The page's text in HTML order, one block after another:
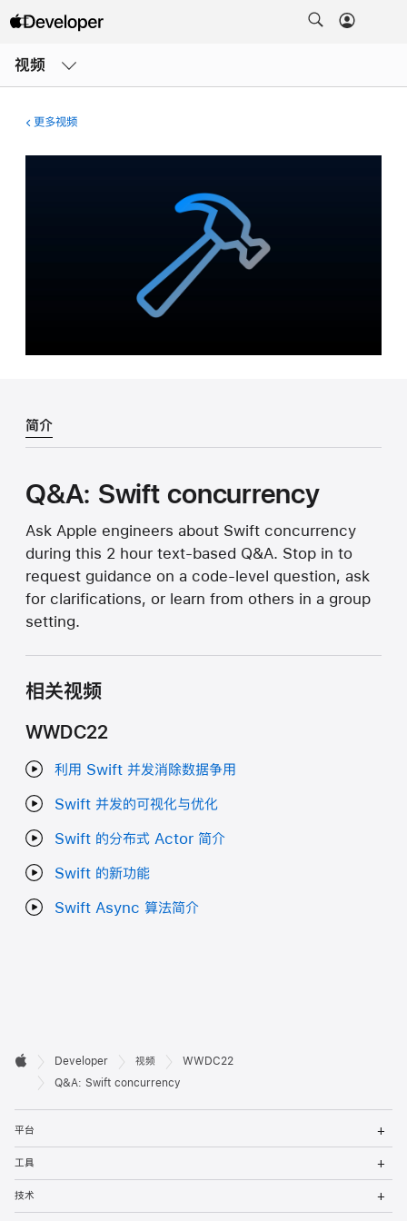
视频
单
更多视频
简介
Q&A: Swift concurrency
Ask Apple engineers about Swift concurrency
during this 2 hour text-based Q&A. Stop in to
request guidance on a code-level question, ask
for clarifications, or learn from others in a group
setting.
相关视频
WWDC22
利用 Swift 并发消除数据争用
Swift 并发的可视化与优化
Swift 的分布式 Actor 简介
Swift 的新功能
Swift Async 算法简介
开
者
页
脚

Apple
Developer 视频
WWDC22
Q&A: Swift concurrency
平台
菜
工具
菜
技术
菜